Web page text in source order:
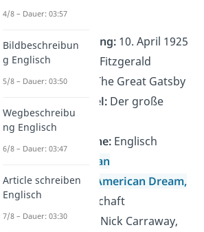
Folgen.
Veröffentlichung: 10. April 1925
Autor:
F. Scott Fitzgerald
Originaltitel:
The Great Gatsby
Deutscher Titel: Der große
Gatsby
Originalsprache: Englisch
Roman
Hintergrund:
American Dream,
Klassengesellschaft
Hauptfiguren:
Nick Carraway,
4/8 – Dauer: 03:57
Bildbeschreibun
g Englisch
5/8 – Dauer: 03:50
Wegbeschreibu
ng Englisch
6/8 – Dauer: 03:47
Article schreiben
Englisch
7/8 – Dauer: 03:30